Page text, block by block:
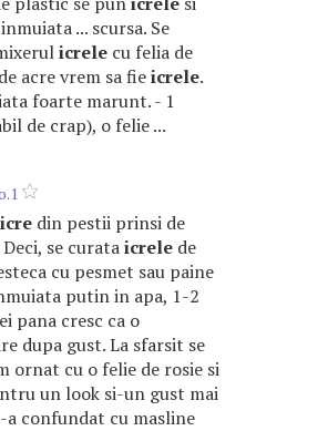
... scursa. Se
icrele cu felia de
acre vrem sa fieicrele.
foarte marunt. - 1
de crap), o felie ...
icre din pestii prinsi de
se curataicrele de
cu pesmet sau paine
putin in apa, 1-2
pana cresc ca o
dupa gust. La sfarsit se
ornat cu o felie de rosie si
un look si-un gust mai
confundat cu masline